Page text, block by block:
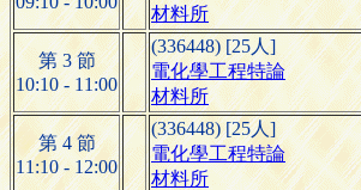
材料所
第 3 節
10:10 - 11:00
(336448) [25人]
電化學工程特論
材料所
第 4 節
11:10 - 12:00
(336448) [25人]
電化學工程特論
材料所